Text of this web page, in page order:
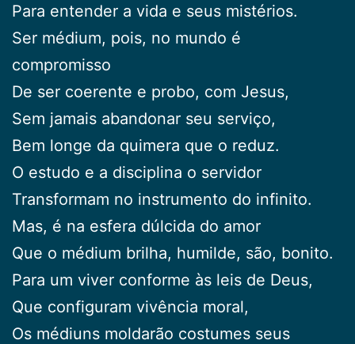
Para entender a vida e seus mistérios.
Ser médium, pois, no mundo é
compromisso
De ser coerente e probo, com Jesus,
Sem jamais abandonar seu serviço,
Bem longe da quimera que o reduz.
O estudo e a disciplina o servidor
Transformam no instrumento do infinito.
Mas, é na esfera dúlcida do amor
Que o médium brilha, humilde, são, bonito.
Para um viver conforme às leis de Deus,
Que configuram vivência moral,
Os médiuns moldarão costumes seus